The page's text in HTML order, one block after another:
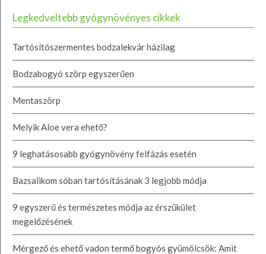
Legkedveltebb gyógynövényes cikkek
Tartósítószermentes bodzalekvár házilag
Bodzabogyó szörp egyszerűen
Mentaszörp
Melyik Aloe vera ehető?
9 leghatásosabb gyógynövény felfázás esetén
Bazsalikom sóban tartósításának 3 legjobb módja
9 egyszerű és természetes módja az érszűkület
megelőzésének
Mérgező és ehető vadon termő bogyós gyümölcsök: Amit